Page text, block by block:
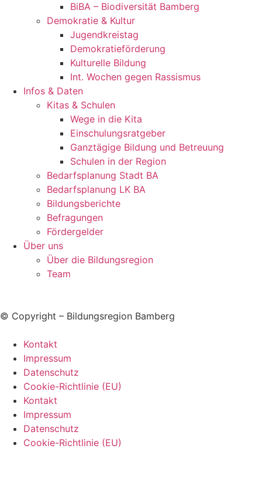
BiBA – Biodiversität Bamberg
Demokratie & Kultur
Jugendkreistag
Demokratieförderung
Kulturelle Bildung
Int. Wochen gegen Rassismus
Infos & Daten
Kitas & Schulen
Wege in die Kita
Einschulungsratgeber
Ganztägige Bildung und Betreuung
Schulen in der Region
Bedarfsplanung Stadt BA
Bedarfsplanung LK BA
Bildungsberichte
Befragungen
Förder­gelder
Über uns
Über die Bildungsregion
Team
© Copyright – Bildungsregion Bamberg
Kontakt
Impressum
Datenschutz
Cookie-Richtlinie (EU)
Kontakt
Impressum
Datenschutz
Cookie-Richtlinie (EU)